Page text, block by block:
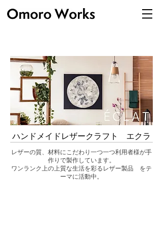
ハンドメイドレザークラフト エクラ
レザーの質、材料にこだわり一つ一つ利用者様が手
作りで製作しています。
ワンランク上の上質な生活を彩るレザー製品 をテ
ーマに活動中。